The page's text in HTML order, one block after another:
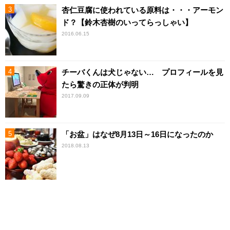
杏仁豆腐に使われている原料は・・・アーモン
ド？【鈴木杏樹のいってらっしゃい】
2016.06.15
チーバくんは犬じゃない… プロフィールを見
たら驚きの正体が判明
2017.09.09
「お盆」はなぜ8月13日～16日になったのか
2018.08.13